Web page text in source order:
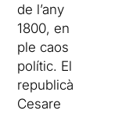
de l’any
1800, en
ple caos
polític. El
republicà
Cesare